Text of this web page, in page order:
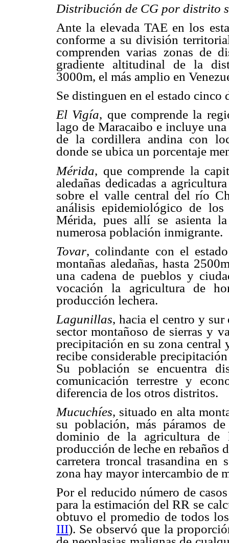
Distribución de CG por distrito
Ante la elevada TAE en los
conforme a su división
comprenden varias zonas de
gradiente altitudinal de la
3000m, el más amplio en
Se distinguen en el estado cinco
El Vigía, que comprende la
lago de Maracaibo e incluye
de la cordillera andina con
donde se ubica un porcentaje
Mérida, que comprende la
aledañas dedicadas a
sobre el valle central del río
análisis epidemiológico de
Mérida, pues allí se asienta
numerosa población inmigrante.
Tovar, colindante con el
montañas aledañas, hasta
una cadena de pueblos y
vocación la agricultura de
producción lechera.
Lagunillas, hacia el centro y sur
sector montañoso de sierras y
precipitación en su zona central
recibe considerable
Su población se encuentra
comunicación terrestre y
diferencia de los otros distritos.
Mucuchíes, situado en alta
su población, más páramos
dominio de la agricultura de
producción de leche en rebaños
carretera troncal trasandina en
zona hay mayor intercambio de
Por el reducido número de
para la estimación del RR se
obtuvo el promedio de todos
III). Se observó que la